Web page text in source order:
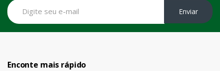
Enviar
Enconte mais rápido